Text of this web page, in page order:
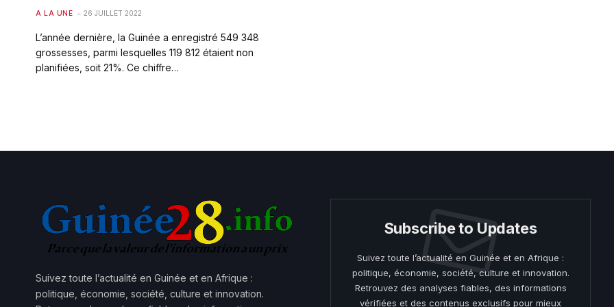
A LA UNE 26 JUILLET 2022
L’année dernière, la Guinée a enregistré 549 348
grossesses, parmi lesquelles 119 812 étaient non
planifiées, soit 21%. Ce chiffre…
Suivez toute l’actualité en Guinée et en Afrique :
politique, économie, société, culture et innovation.
Subscribe to Updates
Suivez toute l’actualité en Guinée et en Afrique :
politique, économie, société, culture et innovation.
Retrouvez des analyses fiables, des informations
vérifiées et des contenus exclusifs pour mieux